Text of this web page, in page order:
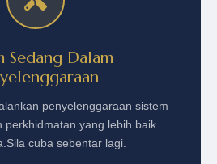
Sedang Dalam
penyelenggaraan sistem
perkhidmatan yang lebih baik
Sila cuba sebentar lagi.